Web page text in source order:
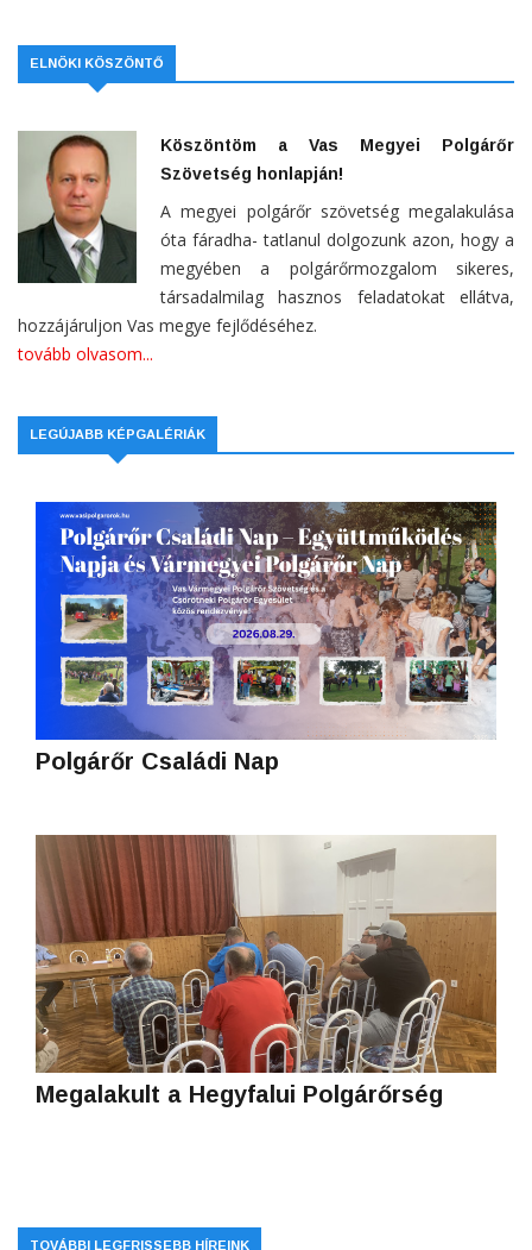
ELNÖKI KÖSZÖNTŐ
Köszöntöm a Vas Megyei Polgárőr
Szövetség honlapján!
A megyei polgárőr szövetség megalakulása
óta fáradha- tatlanul dolgozunk azon, hogy a
megyében a polgárőrmozgalom sikeres,
társadalmilag hasznos feladatokat ellátva,
hozzájáruljon Vas megye fejlődéséhez.
tovább olvasom...
LEGÚJABB KÉPGALÉRIÁK
Polgárőr Családi Nap
Megalakult a Hegyfalui Polgárőrség
TOVÁBBI LEGFRISSEBB HÍREINK